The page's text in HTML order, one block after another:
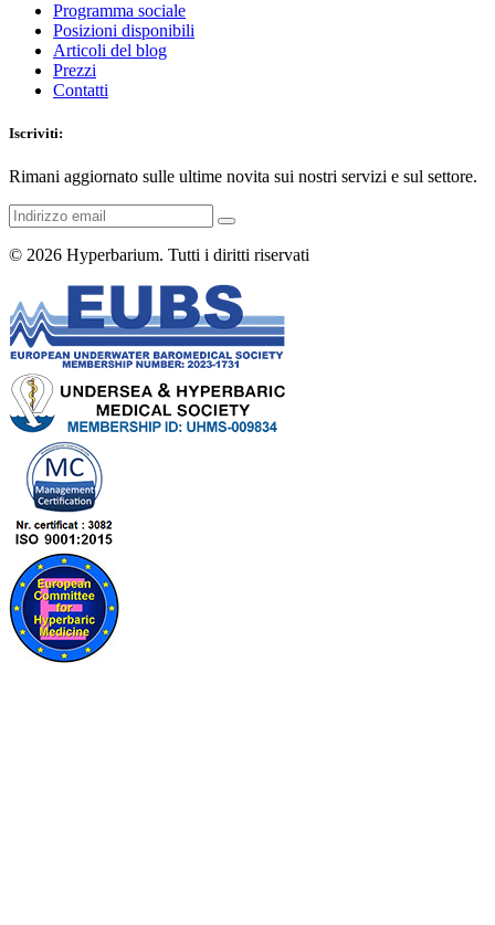
Programma sociale
Posizioni disponibili
Articoli del blog
Prezzi
Contatti
Iscriviti:
Rimani aggiornato sulle ultime novita sui nostri servizi e sul settore.
© 2026 Hyperbarium. Tutti i diritti riservati